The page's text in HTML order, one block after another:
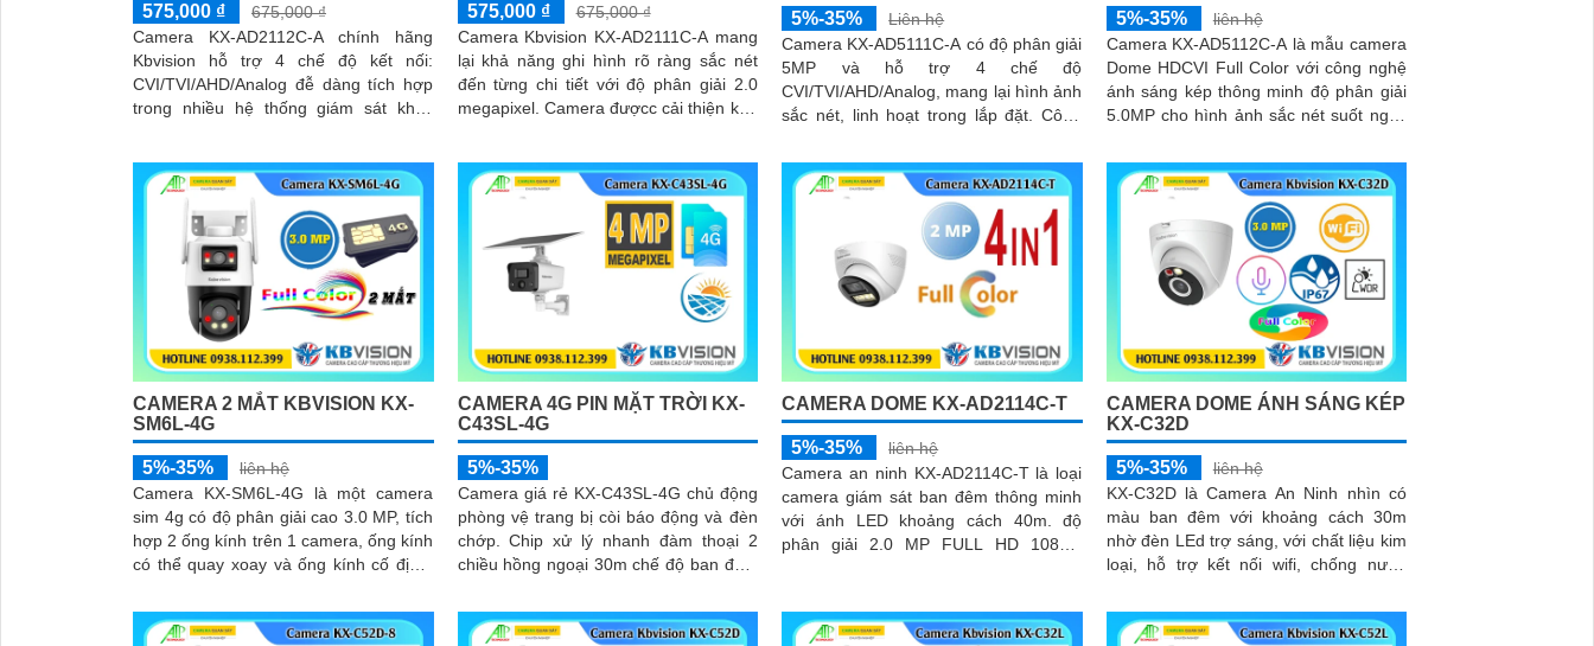
575,000 ₫
675,000 ₫
Camera KX-AD2112C-A chính hãng
Kbvision hỗ trợ 4 chế độ kết nối:
CVI/TVI/AHD/Analog đễ dàng tích hợp
trong nhiều hệ thống giám sát khác
lượng 1080P
575,000 ₫
675,000 ₫
Camera Kbvision KX-AD2111C-A mang
lại khả năng ghi hình rõ ràng sắc nét
đến từng chi tiết với độ phân giải 2.0
megapixel. Camera đượcc cải thiện khả
5%-35%
Liên hệ
Camera KX-AD5111C-A có độ phân giải
5MP và hỗ trợ 4 chế độ
CVI/TVI/AHD/Analog, mang lại hình ảnh
sắc nét, linh hoạt trong lắp đặt. Công
minh giúp quan sát rõ cả ngày lẫn đêm,
với tầm xa đèn LED trắng 20m và hồng
5%-35%
liên hệ
Camera KX-AD5112C-A là mẫu camera
Dome HDCVI Full Color với công nghệ
ánh sáng kép thông minh độ phân giải
5.0MP cho hình ảnh sắc nét suốt ngày
CAMERA 2 MẮT KBVISION KX-
SM6L-4G
5%-35%
liên hệ
Camera KX-SM6L-4G là một camera
sim 4g có độ phân giải cao 3.0 MP, tích
hợp 2 ống kính trên 1 camera, ống kính
có thể quay xoay và ống kính cố định.
CAMERA 4G PIN MẶT TRỜI KX-
C43SL-4G
5%-35%
Camera giá rẻ KX-C43SL-4G chủ động
phòng vệ trang bị còi báo động và đèn
chớp. Chip xử lý nhanh đàm thoại 2
chiều hồng ngoại 30m chế độ ban đêm
CAMERA DOME KX-AD2114C-T
5%-35%
liên hệ
Camera an ninh KX-AD2114C-T là loại
camera giám sát ban đêm thông minh
với ánh LED khoảng cách 40m. độ
phân giải 2.0 MP FULL HD 1080P.
CAMERA DOME ÁNH SÁNG KÉP
KX-C32D
5%-35%
liên hệ
KX-C32D là Camera An Ninh nhìn có
màu ban đêm với khoảng cách 30m
nhờ đèn LEd trợ sáng, với chất liệu kim
loại, hỗ trợ kết nối wifi, chống nước
cho ra hình ảnh sắc nét, tích hợp micro
và khe cắm thẻ nhớ 265GB